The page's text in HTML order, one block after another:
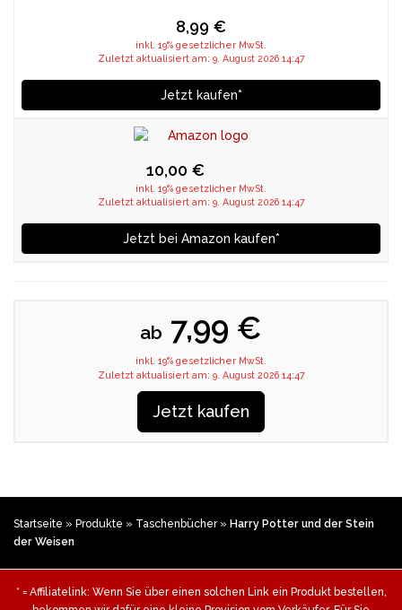
8,99 €
inkl. 19% gesetzlicher MwSt.
Zuletzt aktualisiert am: 9. August 2026 14:47
Jetzt kaufen*
10,00 €
inkl. 19% gesetzlicher MwSt.
Zuletzt aktualisiert am: 9. August 2026 14:47
Jetzt bei Amazon kaufen*
ab 7,99 €
inkl. 19% gesetzlicher MwSt.
Zuletzt aktualisiert am: 9. August 2026 14:47
Jetzt kaufen
Startseite » Produkte » Taschenbücher» Harry Potter und der Stein
der Weisen
* = Affiliatelink: Wenn Sie über einen solchen Link ein Produkt bestellen,